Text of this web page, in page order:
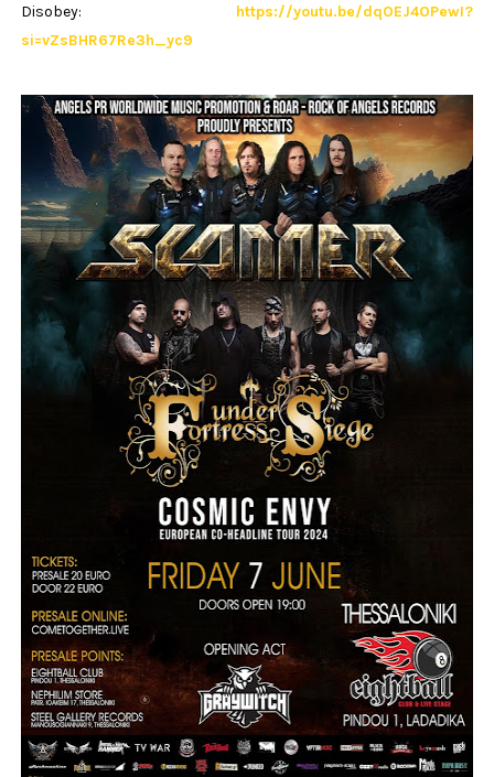
Disobey: https://youtu.be/dqOEJ4OPewI?
si=vZsBHR67Re3h_yc9